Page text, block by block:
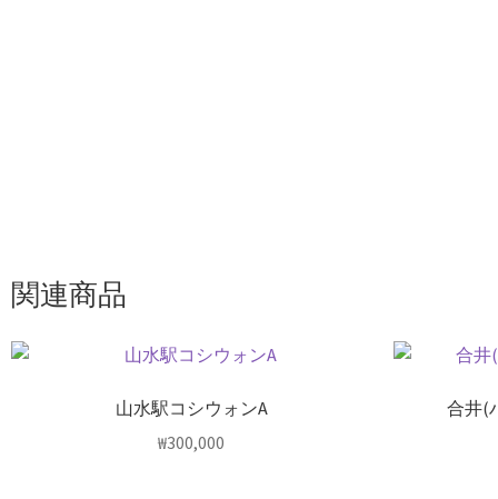
関連商品
山水駅コシウォンA
₩300,000
合井(